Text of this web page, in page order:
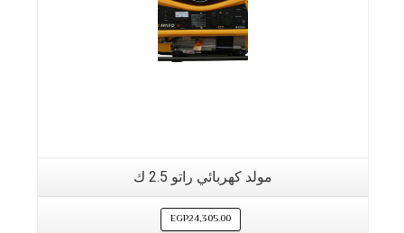
مولد كهربائي راتو 2.5 ك
EGP24,305.00